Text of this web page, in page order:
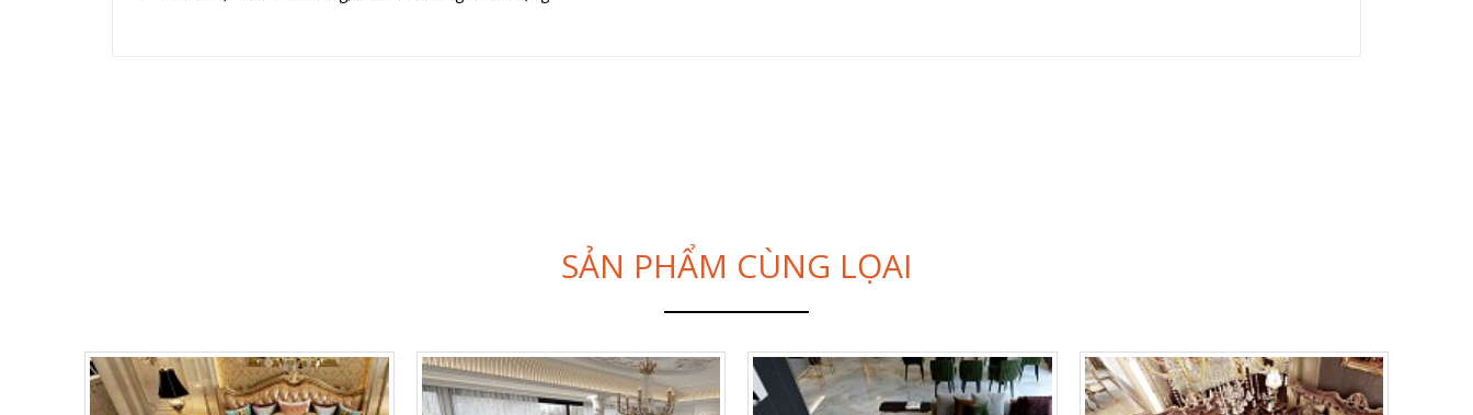
SẢN PHẨM CÙNG LỌAI